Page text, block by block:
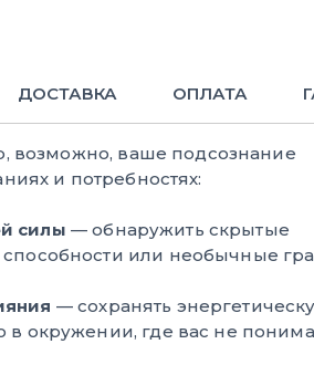
ДОСТАВКА ОПЛАТА
возможно, ваше подсознание
и потребностях:
силы — обнаружить скрытые
способности или необычные
— сохранять
в окружении, где вас не